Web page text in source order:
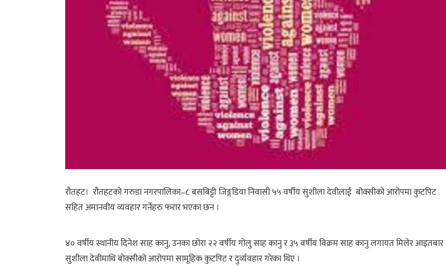
रौतहट। रौतहटको गरुडा नगरपालिका–८ बसबिट्टी जिङ्गडिया निवासी ५५ वर्षीय सुशीला देवीलाई बोक्सीको आरोपमा कुटपिट
सहित अमानवीय व्यवहार गर्नेहरु फरार भएका छन ।
४० वर्षीय स्थानीय दिनेश साह कानु, उनका छोरा २२ वर्षीय गोलु साह कानु र ३५ वर्षीय विक्रम साह कानु लगायत मिलेर आइतबार
सुशीला देवीमाथि बोक्सीको आरोपमा सामूहिक कुटपिट र दुर्व्यवहार गरेका थिए ।